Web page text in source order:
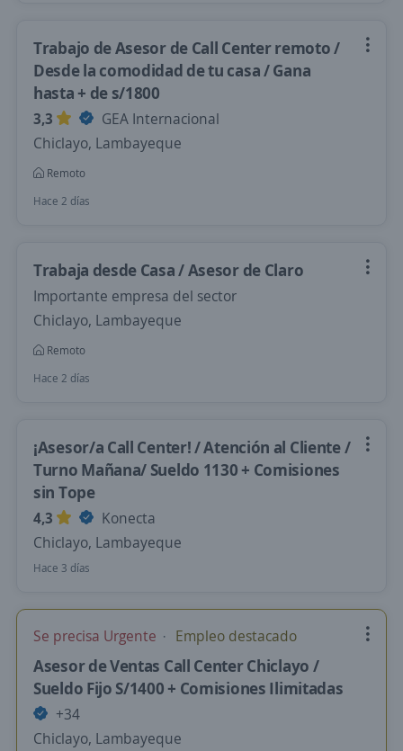
Trabajo de Asesor de Call Center remoto /
Desde la comodidad de tu casa / Gana
hasta + de s/1800
3,3
GEA Internacional
Chiclayo, Lambayeque
Remoto
Hace 2 días
Trabaja desde Casa / Asesor de Claro
Importante empresa del sector
Chiclayo, Lambayeque
Remoto
Hace 2 días
¡Asesor/a Call Center! / Atención al Cliente /
Turno Mañana/ Sueldo 1130 + Comisiones
sin Tope
4,3
Konecta
Chiclayo, Lambayeque
Hace 3 días
Se precisa Urgente Empleo destacado
Asesor de Ventas Call Center Chiclayo /
Sueldo Fijo S/1400 + Comisiones Ilimitadas
+34
Chiclayo, Lambayeque